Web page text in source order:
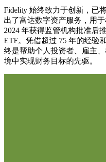
Fidelity 始终致力于创新，已
出了富达数字资产服务，用
2024 年获得监管机构批准后
ETF。凭借超过 75 年的经验
终是帮助个人投资者、雇主
境中实现财务目标的先驱。